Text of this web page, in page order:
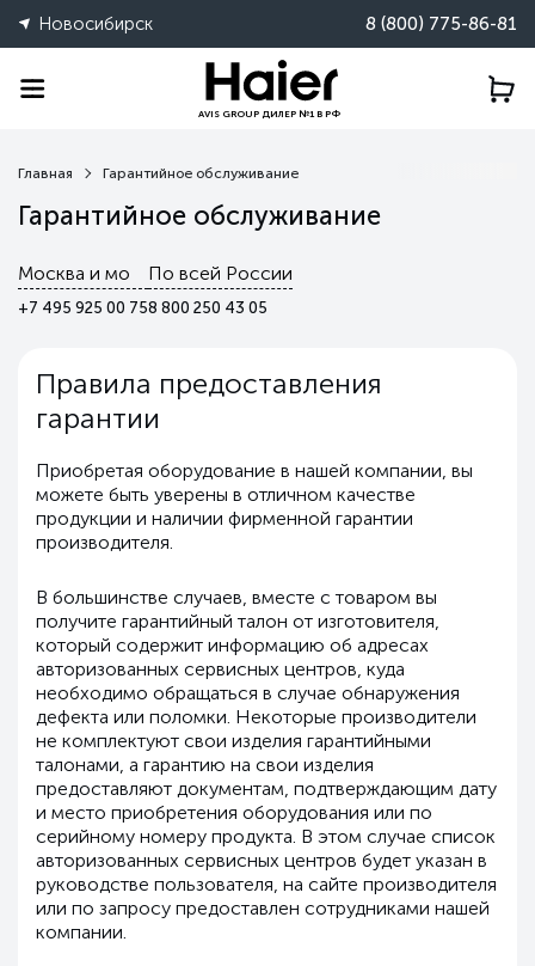
Новосибирск 8 (800) 775-86-81
AVIS GROUP ДИЛЕР №1 В РФ
Главная Гарантийное обслуживание
Гарантийное обслуживание
Москва и мо
+7 495 925 00 75
По всей России
8 800 250 43 05
Правила предоставления
гарантии
Приобретая оборудование в нашей компании, вы
можете быть уверены в отличном качестве
продукции и наличии фирменной гарантии
производителя.
В большинстве случаев, вместе с товаром вы
получите гарантийный талон от изготовителя,
который содержит информацию об адресах
авторизованных сервисных центров, куда
необходимо обращаться в случае обнаружения
дефекта или поломки. Некоторые производители
не комплектуют свои изделия гарантийными
талонами, а гарантию на свои изделия
предоставляют документам, подтверждающим дату
и место приобретения оборудования или по
серийному номеру продукта. В этом случае список
авторизованных сервисных центров будет указан в
руководстве пользователя, на сайте производителя
или по запросу предоставлен сотрудниками нашей
компании.